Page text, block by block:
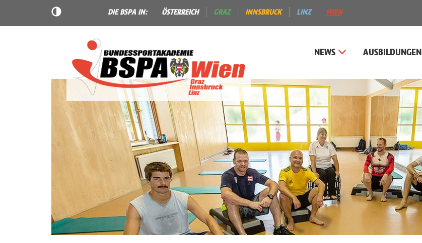
DIE BSPA IN: ÖSTERREICH GRAZ INNSBRUCK LINZ WIEN
NEWS AUSBILDUNGEN